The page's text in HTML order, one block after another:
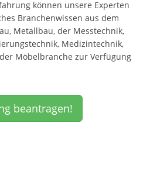
können unsere Experten
Branchenwissen aus dem
Metallbau, der Messtechnik,
Medizintechnik,
Möbelbranche zur Verfügung
beantragen!